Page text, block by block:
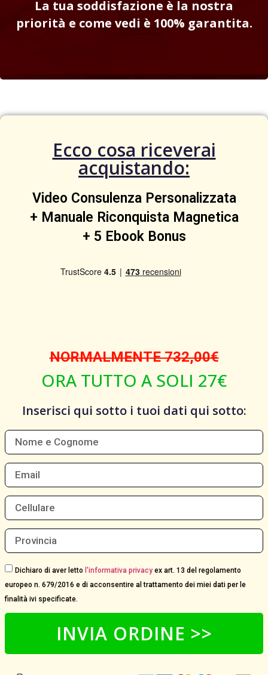
La tua soddisfazione è la nostra
priorità e come vedi è 100% garantita.
Ecco cosa riceverai
acquistando:
Video Consulenza Personalizzata
+ Manuale Riconquista Magnetica
+ 5 Ebook Bonus
NORMALMENTE 732,00€
ORA TUTTO A SOLI 27€
Inserisci qui sotto i tuoi dati qui sotto:
Dichiaro di aver letto l'informativa privacy ex art. 13 del regolamento
europeo n. 679/2016 e di acconsentire al trattamento dei miei dati per le
finalità ivi specificate.
INVIA ORDINE >>